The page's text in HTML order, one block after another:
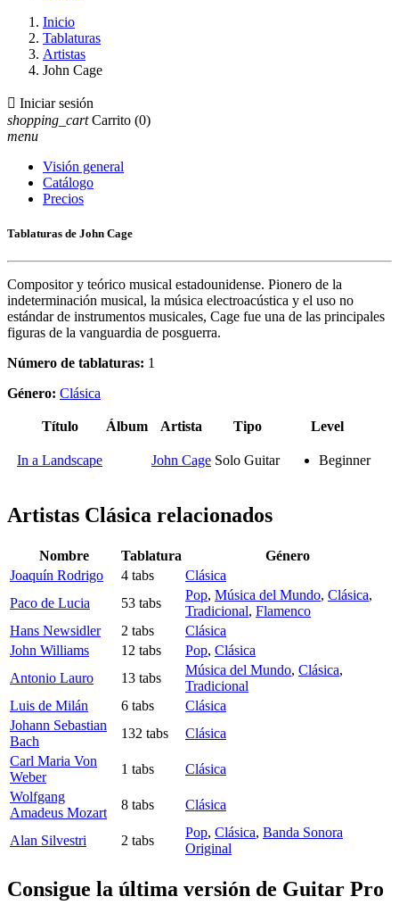
Inicio
Tablaturas
Artistas
John Cage
 Iniciar sesión
shopping_cart Carrito (0)
menu
Visión general
Catálogo
Precios
Tablaturas de John Cage
Compositor y teórico musical estadounidense. Pionero de la
indeterminación musical, la música electroacústica y el uso no
estándar de instrumentos musicales, Cage fue una de las principales
figuras de la vanguardia de posguerra.
Número de tablaturas: 1
Género: Clásica
Título Álbum Artista Tipo Level
In a Landscape John Cage Solo Guitar Beginner
Artistas Clásica relacionados
Nombre Tablatura
Género
Joaquín Rodrigo
4 tabs
Clásica
Paco de Lucia
53 tabs
Pop, Música del Mundo, Clásica,
Tradicional, Flamenco
Hans Newsidler
2 tabs
Clásica
John Williams
12 tabs Pop, Clásica
Antonio Lauro
13 tabs
Música del Mundo, Clásica,
Tradicional
Luis de Milán
6 tabs
Clásica
Johann Sebastian
Bach
132 tabs
Clásica
Carl Maria Von
Weber
1 tabs
Clásica
Wolfgang
Amadeus Mozart
8 tabs Clásica
Alan Silvestri 2 tabs
Pop, Clásica, Banda Sonora
Original
Consigue la última versión de Guitar Pro